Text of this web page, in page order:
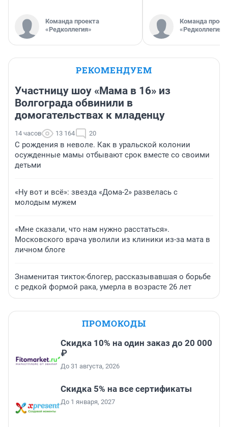
Команда проекта
«Редколлегия»
Команда
«Редколлегия»
РЕКОМЕНДУЕМ
Участницу шоу «Мама в 16» из
Волгограда обвинили в
домогательствах к младенцу
14 часов 13 164 20
С рождения в неволе. Как в уральской колонии
осужденные мамы отбывают срок вместе со своими
детьми
«Ну вот и всё»: звезда «Дома-2» развелась с
молодым мужем
«Мне сказали, что нам нужно расстаться».
Московского врача уволили из клиники из-за мата в
личном блоге
Знаменитая тикток-блогер, рассказывавшая о борьбе
с редкой формой рака, умерла в возрасте 26 лет
ПРОМОКОДЫ
Скидка 10% на один заказ до 20 000
₽
До 31 августа, 2026
Скидка 5% на все сертификаты
До 1 января, 2027